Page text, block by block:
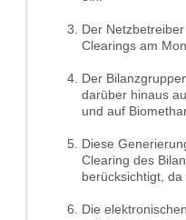
Der
Clearings am
Der
darüber hinaus
und auf
Diese
Clearing des
berücksichtigt,
Die